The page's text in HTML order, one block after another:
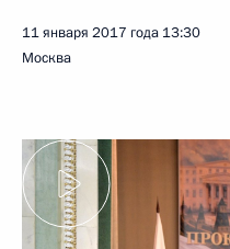
11 января 2017 года 13:30
Москва